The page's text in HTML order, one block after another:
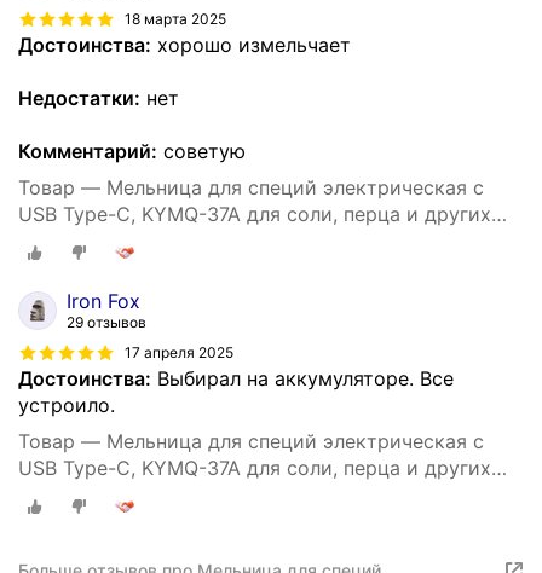
18 марта 2025
Достоинства: хорошо измельчает
Недостатки: нет
Комментарий: советую
Товар — Мельница для специй электрическая с
USB Type-C, KYMQ-37A для соли, перца и других
специй
Iron Fox
29 отзывов
17 апреля 2025
Достоинства: Выбирал на аккумуляторе. Все
устроило.
Товар — Мельница для специй электрическая с
USB Type-C, KYMQ-37A для соли, перца и других
специй